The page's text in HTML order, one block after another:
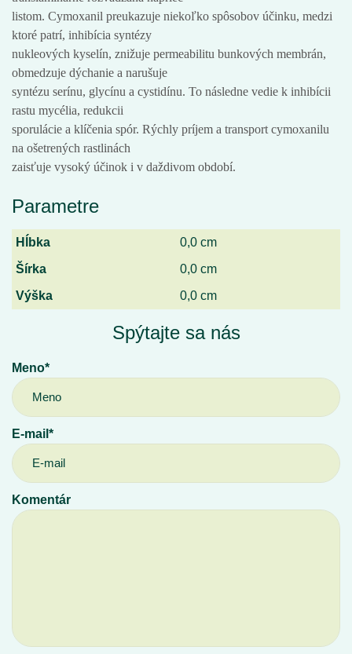
listom. Cymoxanil preukazuje niekoľko spôsobov účinku, medzi
ktoré patrí, inhibícia syntézy
nukleových kyselín, znižuje permeabilitu bunkových membrán,
obmedzuje dýchanie a narušuje
syntézu serínu, glycínu a cystidínu. To následne vedie k inhibícii
rastu mycélia, redukcii
sporulácie a klíčenia spór. Rýchly príjem a transport cymoxanilu
na ošetrených rastlinách
zaisťuje vysoký účinok i v daždivom období.
Parametre
Hĺbka
0,0 cm
Šírka
0,0 cm
Výška
0,0 cm
Spýtajte sa nás
Meno*
E-mail*
Komentár